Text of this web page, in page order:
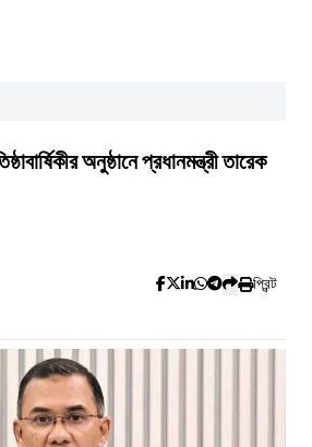
অনুষ্ঠানে প্রধানমন্ত্রী তারেক
প্রিন্ট